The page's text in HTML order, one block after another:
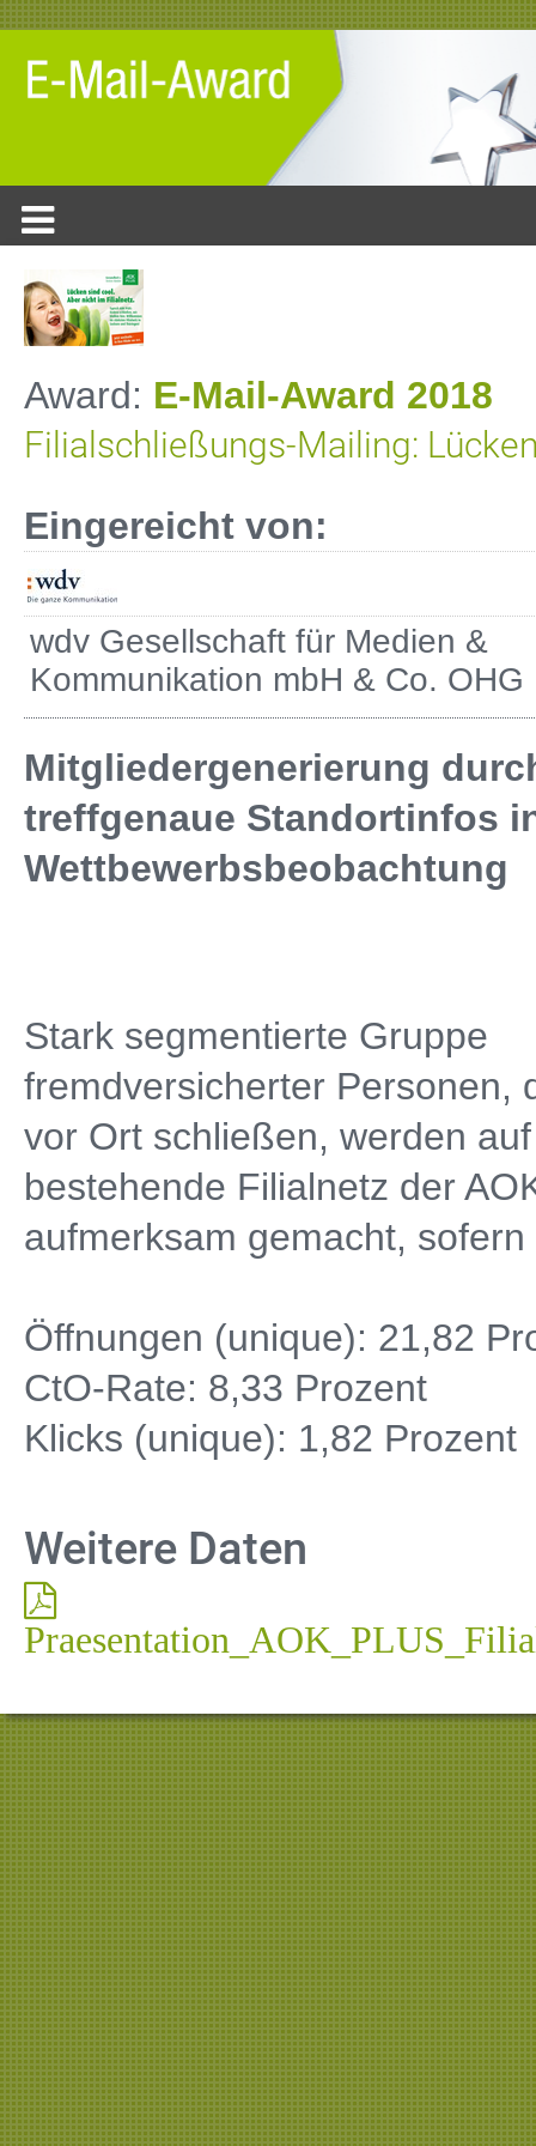
Award: E-Mail-Award 2018
Filialschließungs-Mailing:
Eingereicht von:
wdv Gesellschaft für Medien &
Kommunikation mbH & Co. OHG
Mitgliedergenerierung
treffgenaue Standortinfos
Wettbewerbsbeobachtung
Stark segmentierte Gruppe
fremdversicherter Personen,
vor Ort schließen, werden
bestehende Filialnetz der
aufmerksam gemacht,
Öffnungen (unique): 21,82
CtO-Rate: 8,33 Prozent
Klicks (unique): 1,82 Prozent
Weitere Daten